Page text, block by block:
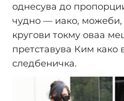
однесува до
чудно — иако, можеби,
кругови токму оваа
претставува Ким како
следбеничка.